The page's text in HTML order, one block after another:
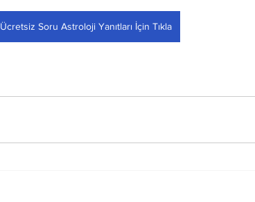
Ücretsiz Soru Astroloji Yanıtları İçin Tıkla